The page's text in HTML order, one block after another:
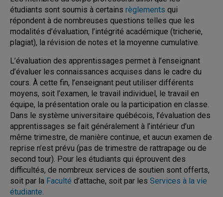
étudiants sont soumis à certains règlements qui
répondent à de nombreuses questions telles que les
modalités d’évaluation, l’intégrité académique (tricherie,
plagiat), la révision de notes et la moyenne cumulative.
L’évaluation des apprentissages permet à l’enseignant
d’évaluer les connaissances acquises dans le cadre du
cours. À cette fin, l’enseignant peut utiliser différents
moyens, soit l’examen, le travail individuel, le travail en
équipe, la présentation orale ou la participation en classe.
Dans le système universitaire québécois, l’évaluation des
apprentissages se fait généralement à l’intérieur d’un
même trimestre, de manière continue, et aucun examen de
reprise n’est prévu (pas de trimestre de rattrapage ou de
second tour). Pour les étudiants qui éprouvent des
difficultés, de nombreux services de soutien sont offerts,
soit par la Faculté d’attache, soit par les Services à la vie
étudiante.